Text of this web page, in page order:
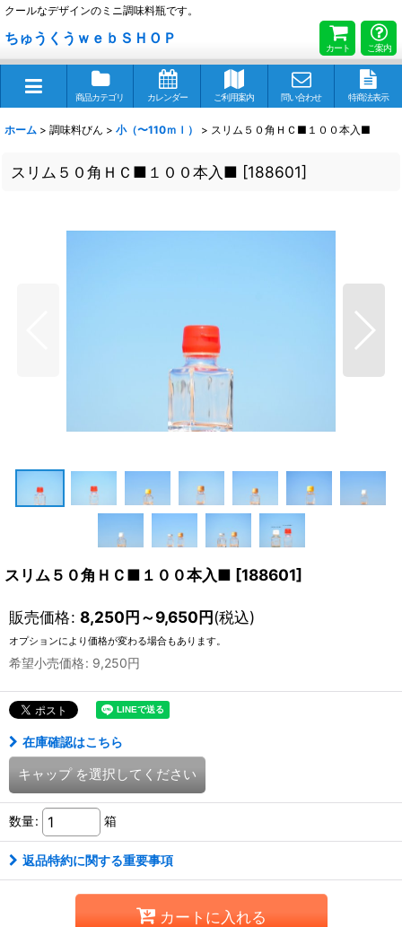
クールなデザインのミニ調味料瓶です。
ちゅうくうｗｅｂＳＨＯＰ
カート ご案内
商品カテゴリ カレンダー ご利用案内 問い合わせ 特商法表示
ホーム > 調味料びん > 小（〜110ｍｌ） > スリム５０角ＨＣ■１００本入■
スリム５０角ＨＣ■１００本入■ [188601]
スリム５０角ＨＣ■１００本入■ [188601]
販売価格: 8,250円～9,650円(税込)
オプションにより価格が変わる場合もあります。
希望小売価格: 9,250円
在庫確認はこちら
キャップ を選択してください
数量: 箱
返品特約に関する重要事項
カートに入れる